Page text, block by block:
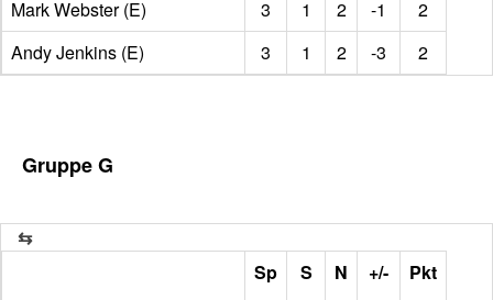
Mark Webster (E)
3 1 2 -1
2
Andy Jenkins (E)
3 1 2 -3 2
Gruppe G
Sp S N +/- Pkt